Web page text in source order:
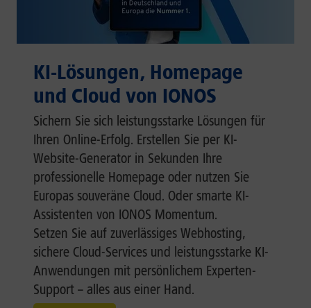
KI-Lösungen, Homepage
und Cloud von IONOS
Sichern Sie sich leistungsstarke Lösungen für
Ihren Online-Erfolg. Erstellen Sie per KI-
Website-Generator in Sekunden Ihre
professionelle Homepage oder nutzen Sie
Europas souveräne Cloud. Oder smarte KI-
Assistenten von IONOS Momentum.
Setzen Sie auf zuverlässiges Webhosting,
sichere Cloud-Services und leistungsstarke KI-
Anwendungen mit persönlichem Experten-
Support – alles aus einer Hand.